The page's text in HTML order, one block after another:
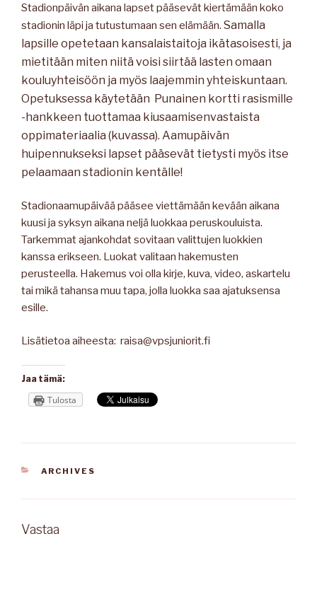
Stadionpäivän aikana lapset pääsevät kiertämään koko
stadionin läpi ja tutustumaan sen elämään. Samalla
lapsille opetetaan kansalaistaitoja ikätasoisesti, ja
mietitään miten niitä voisi siirtää lasten omaan
kouluyhteisöön ja myös laajemmin yhteiskuntaan.
Opetuksessa käytetään Punainen kortti rasismille
-hankkeen tuottamaa kiusaamisenvastaista
oppimateriaalia (kuvassa). Aamupäivän
huipennukseksi lapset pääsevät tietysti myös itse
pelaamaan stadionin kentälle!
Stadionaamupäivää pääsee viettämään kevään aikana
kuusi ja syksyn aikana neljä luokkaa peruskouluista.
Tarkemmat ajankohdat sovitaan valittujen luokkien
kanssa erikseen. Luokat valitaan hakemusten
perusteella. Hakemus voi olla kirje, kuva, video, askartelu
tai mikä tahansa muu tapa, jolla luokka saa ajatuksensa
esille.
Lisätietoa aiheesta: raisa@vpsjuniorit.fi
Jaa tämä:
Tulosta
KATEGORIAT
ARCHIVES
Vastaa